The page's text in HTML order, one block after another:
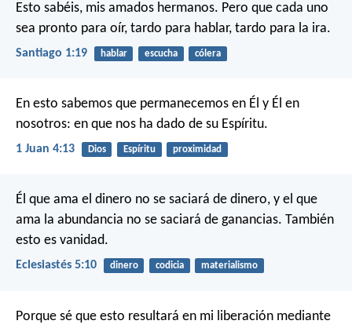
Esto sabéis, mis amados hermanos. Pero que cada uno
sea pronto para oír, tardo para hablar, tardo para la ira.
Santiago 1:19 hablar escucha cólera
En esto sabemos que permanecemos en Él y Él en
nosotros: en que nos ha dado de su Espíritu.
1 Juan 4:13 Dios Espíritu proximidad
Él que ama el dinero no se saciará de dinero, y el que
ama la abundancia no se saciará de ganancias. También
esto es vanidad.
Eclesiastés 5:10 dinero codicia materialismo
Porque sé que esto resultará en mi liberación mediante